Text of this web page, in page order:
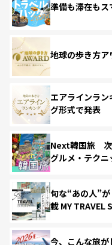
準備も滞在も
地球の歩き方
エアラインラ
グ形式で発表
Next韓国旅 次
グルメ・テクニ
旬な“あの人”
載 MY TRAVEL
今、こんな旅